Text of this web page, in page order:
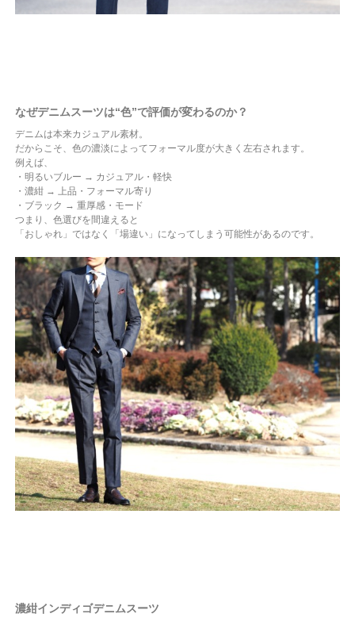
なぜデニムスーツは“色”で評価が変わるのか？
デニムは本来カジュアル素材。
だからこそ、色の濃淡によってフォーマル度が大きく左右されます。
例えば、
・明るいブルー → カジュアル・軽快
・濃紺 → 上品・フォーマル寄り
・ブラック → 重厚感・モード
つまり、色選びを間違えると
「おしゃれ」ではなく「場違い」になってしまう可能性があるのです。
濃紺インディゴデニムスーツ